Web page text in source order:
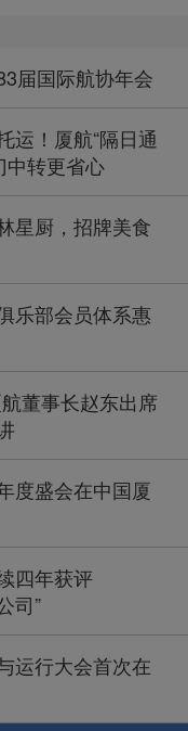
届国际航协年会
运！厦航“隔日通
中转更省心
星厨，招牌美食
乐部会员体系惠
董事长赵东出席
度盛会在中国厦
四年获评
司”
运行大会首次在